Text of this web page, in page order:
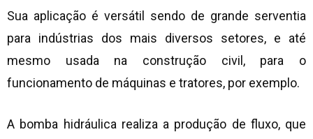
Sua aplicação é versátil sendo de grande serventia
para indústrias dos mais diversos setores, e até
mesmo usada na construção civil, para o
funcionamento de máquinas e tratores, por exemplo.
A bomba hidráulica realiza a produção de fluxo, que